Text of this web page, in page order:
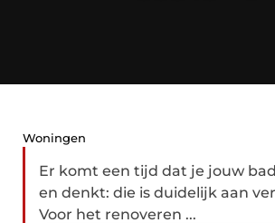
Woningen
Er komt een tijd dat je jouw
en denkt: die is duidelijk aan
Voor het renoveren ...